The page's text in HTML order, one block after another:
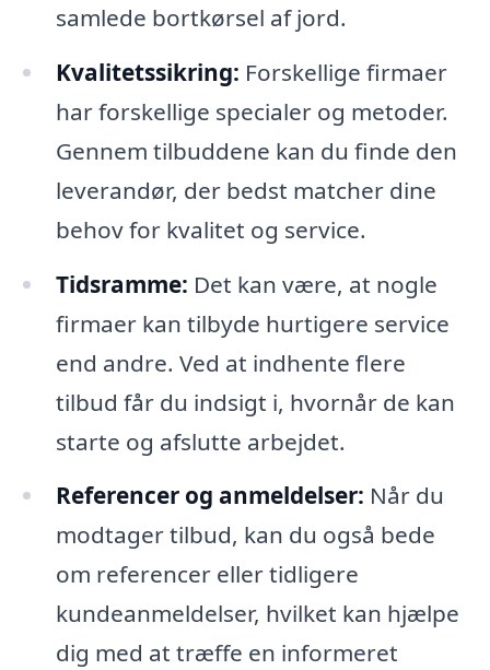
samlede bortkørsel af jord.
Kvalitetssikring: Forskellige firmaer
har forskellige specialer og metoder.
Gennem tilbuddene kan du finde den
leverandør, der bedst matcher dine
behov for kvalitet og service.
Tidsramme: Det kan være, at nogle
firmaer kan tilbyde hurtigere service
end andre. Ved at indhente flere
tilbud får du indsigt i, hvornår de kan
starte og afslutte arbejdet.
Referencer og anmeldelser: Når du
modtager tilbud, kan du også bede
om referencer eller tidligere
kundeanmeldelser, hvilket kan hjælpe
dig med at træffe en informeret